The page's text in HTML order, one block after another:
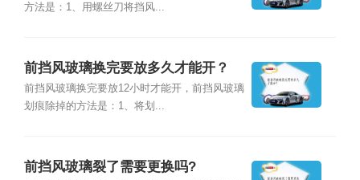
方法是：1、用螺丝刀将挡风...
前挡风玻璃换完要放多久才能开？
前挡风玻璃换完要放12小时才能开，前挡风玻璃
划痕除掉的方法是：1、将划...
前挡风玻璃裂了需要更换吗?